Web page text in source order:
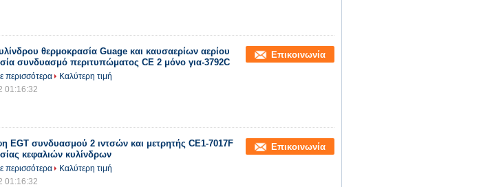
θερμοκρασία Guage και καυσαερίων αερίου
συνδυασμό περιτυπώματος CE 2 μόνο για-3792C
Επικοινωνία
περισσότερα
Καλύτερη τιμή
01:16:32
EGT συνδυασμού 2 ιντσών και μετρητής CE1-7017F
κεφαλιών κυλίνδρων
Επικοινωνία
περισσότερα
Καλύτερη τιμή
01:16:32